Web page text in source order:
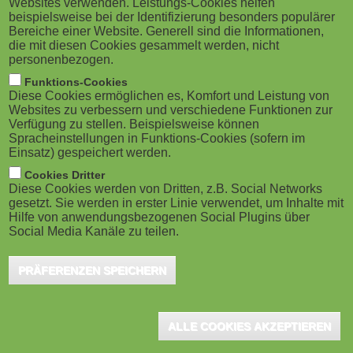
M
o
b
i
l
e
)
Learning
Koblenz, Januar 2019 - Die Hochschule Koblenz
startet Ende März 2019 einen zweiten Durchgang
der Weiterbildung Schuldnerberatung. In sieben
Modulen...
Online-Lehre in den Geistes- und
Sozialwissenschaften
Bamberg, Dezember 2016 - Am 02. März 2017
dritten...
Vorherige
‹‹ Seite 2
Websites verwenden. Leistungs-Cookies helfen
beispielsweise bei der Identifizierung besonders populärer
Bereiche einer Website. Generell sind die Informationen,
die mit diesen Cookies gesammelt werden, nicht
personenbezogen.
Funktions-Cookies
Diese Cookies ermöglichen es, Komfort und Leistung von
Websites zu verbessern und verschiedene Funktionen zur
Verfügung zu stellen. Beispielsweise können
Spracheinstellungen in Funktions-Cookies (sofern im
Einsatz) gespeichert werden.
Cookies Dritter
Diese Cookies werden von Dritten, z.B. Social Networks
gesetzt. Sie werden in erster Linie verwendet, um Inhalte mit
Hilfe von anwendungsbezogenen Social Plugins über
Social Media Kanäle zu teilen.
PRÄFERENZEN SPEICHERN
ALLE COOKIES AKZEPTIEREN